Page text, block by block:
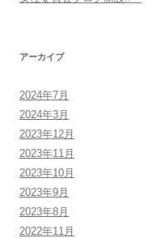
アーカイブ
2024年7月
2024年3月
2023年12月
2023年11月
2023年10月
2023年9月
2023年8月
2022年11月